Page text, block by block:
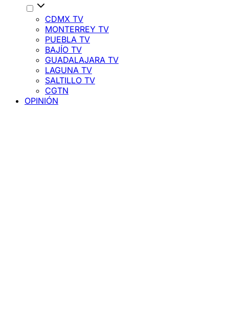
CDMX TV
MONTERREY TV
PUEBLA TV
BAJÍO TV
GUADALAJARA TV
LAGUNA TV
SALTILLO TV
CGTN
OPINIÓN